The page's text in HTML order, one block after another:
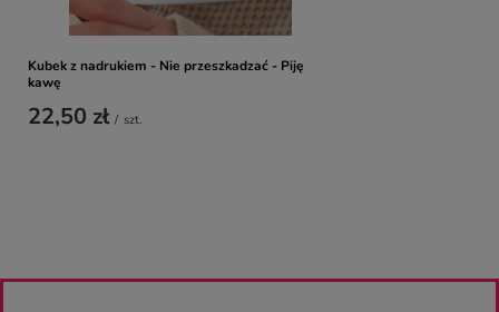
Kubek z nadrukiem - Nie przeszkadzać - Piję
kawę
22,50 zł / szt.